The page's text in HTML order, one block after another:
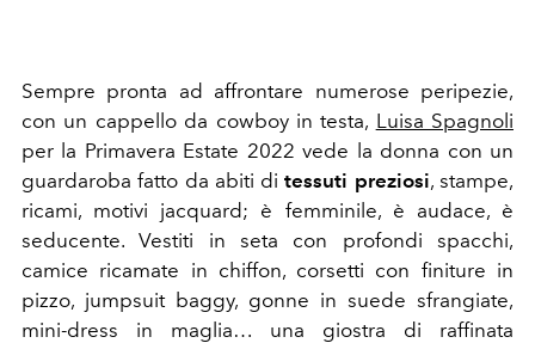
Sempre pronta ad affrontare numerose peripezie,
con un cappello da cowboy in testa, Luisa Spagnoli
per la Primavera Estate 2022 vede la donna con un
guardaroba fatto da abiti ditessuti preziosi, stampe,
ricami, motivi jacquard; è femminile, è audace, è
seducente. Vestiti in seta con profondi spacchi,
camice ricamate in chiffon, corsetti con finiture in
pizzo, jumpsuit baggy, gonne in suede sfrangiate,
mini-dress in maglia… una giostra di raffinata